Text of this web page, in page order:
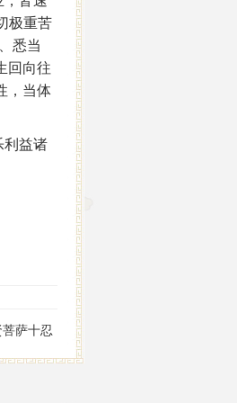
极重苦
悉当
回向往
，当体
益诸
萨十忍